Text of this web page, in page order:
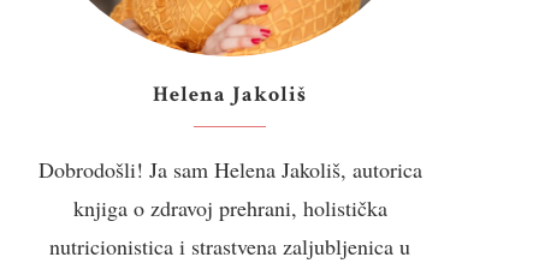
Helena Jakoliš
Dobrodošli! Ja sam Helena Jakoliš, autorica
knjiga o zdravoj prehrani, holistička
nutricionistica i strastvena zaljubljenica u